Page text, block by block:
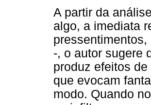
A partir da
algo, a imediata
-, o autor sugere
produz efeitos
que evocam
modo. Quando